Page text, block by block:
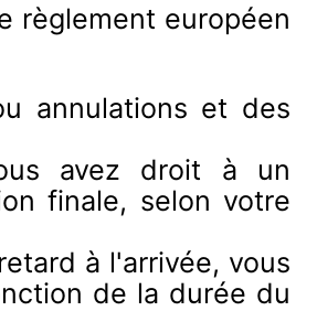
règlement européen
annulations et des
avez droit à un
finale, selon votre
à l'arrivée, vous
de la durée du